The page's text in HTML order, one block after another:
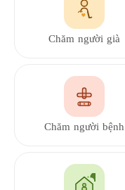
Chăm người già
Chăm người bệnh